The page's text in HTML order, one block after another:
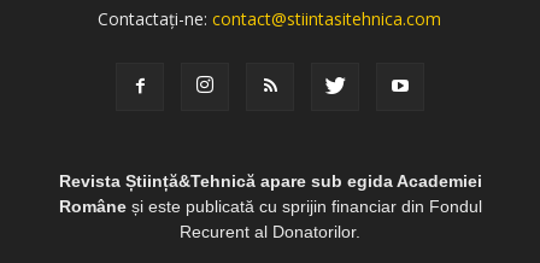
Contactați-ne:contact@stiintasitehnica.com
Revista Știință&Tehnică apare sub egida Academiei
Româneși este publicată cu sprijin financiar din Fondul
Recurent al Donatorilor.